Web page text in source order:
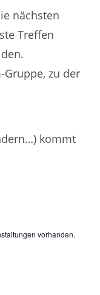
nächsten
Treffen
zu der
kommt
vorhanden.